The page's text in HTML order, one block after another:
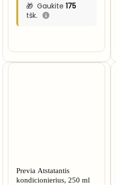
Gaukite 175
tšk.
Previa Atstatantis
kondicionierius, 250 ml